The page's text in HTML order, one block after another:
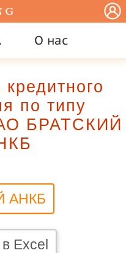
О нас
по типу
БРАТСКИЙ
АНКБ
Excel